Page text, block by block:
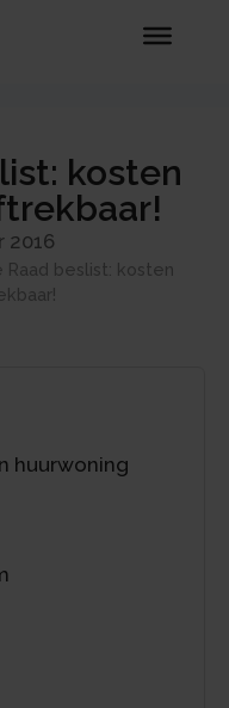
kosten
2016
Raad beslist: kosten
huurwoning